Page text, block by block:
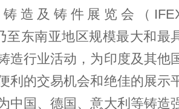
铸造及铸件展览会（
至东南亚地区规模最大和最
造行业活动，为印度及其他
利的交易机会和绝佳的展示
中国、德国、意大利等铸造